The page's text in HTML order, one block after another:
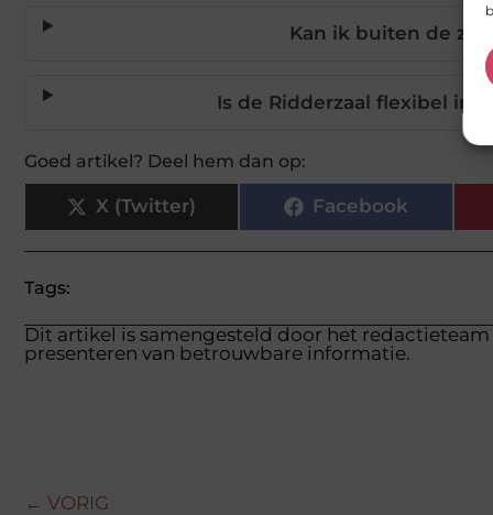
Kan ik buiten de
Is de Ridderzaal flexibel
Goed artikel? Deel hem dan op:
X (Twitter) Facebook
Tags:
Dit artikel is samengesteld door het
presenteren van betrouwbare informatie.
← VORIG